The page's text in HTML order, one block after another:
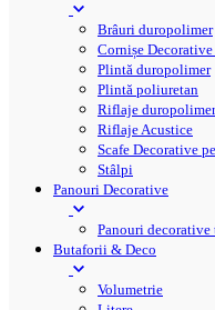
Brâuri duropolimer
Cornișe
Plintă duropolimer
Plintă poliuretan
Riflaje duropolimer
Riflaje Acustice
Scafe Decorative
Stâlpi
Panouri Decorative
Panouri
Butaforii & Deco
Volumetrie